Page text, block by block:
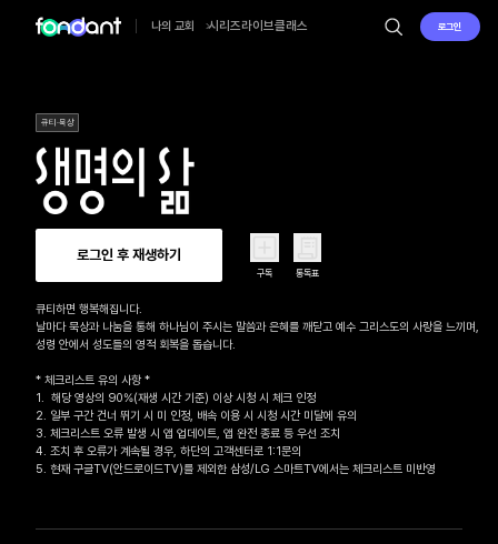
나의 교회 시리즈라이브클래스 로그인
큐티·묵상
로그인 후 재생하기
구독 통독표
큐티하면 행복해집니다.
날마다 묵상과 나눔을 통해 하나님이 주시는 말씀과 은혜를 깨닫고 예수 그리스도의 사랑을 느끼며,
성령 안에서 성도들의 영적 회복을 돕습니다.
* 체크리스트 유의 사항 *
1.  해당 영상의 90%(재생 시간 기준) 이상 시청 시 체크 인정
2. 일부 구간 건너 뛰기 시 미 인정, 배속 이용 시 시청 시간 미달에 유의
3. 체크리스트 오류 발생 시 앱 업데이트, 앱 완전 종료 등 우선 조치
4. 조치 후 오류가 계속될 경우, 하단의 고객센터로 1:1문의
5. 현재 구글TV(안드로이드TV)를 제외한 삼성/LG 스마트TV에서는 체크리스트 미반영